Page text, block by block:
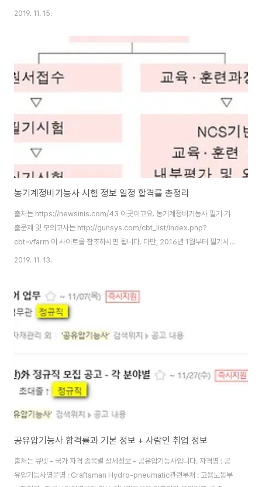
일 해제하면 보이는 23개 실기 시험 예상 도면은 그 아래에 있습니다. 승강기
2019. 11. 15.
농기계정비기능사 시험 정보 일정 합격률 총정리
출처는 https://newsinis.com/43 이곳이고요. 농기계정비기능사 필기 기
출문제 및 모의고사는 http://gunsys.com/cbt_list/index.php?
cbt=vfarm 이 사이트를 참조하시면 됩니다. 다만, 2016년 1월부터 필기시험
이 CBT로 변경되면서 시험문제는 공개되지 않고 있습니다. 매우 아쉽네요. 최
그리고 여기에 ‘농기계’가 우뚝 서 있습니다. 농기계정비기능사 자격증이란?농
기계정비기능사 자격증은 농업에서 사용되는 경운기, 이앙기, 콤바인, 곡물건
2019. 11. 13.
공유압기능사 합격률과 기본 정보 + 사람인 취업 정보
출처는 큐넷 - 국가 자격 종목별 상세정보 - 공유압기능사입니다. 자격명 : 공
유압기능사영문명 : Craftsman Hydro-pneumatic관련부처 : 고용노동부